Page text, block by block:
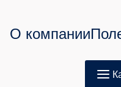
О компании